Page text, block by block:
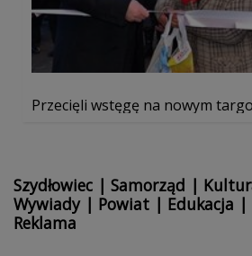
Przecięli wstęgę na nowym
Szydłowiec | Samorząd |
Wywiady| Powiat | Edukacja |
Reklama